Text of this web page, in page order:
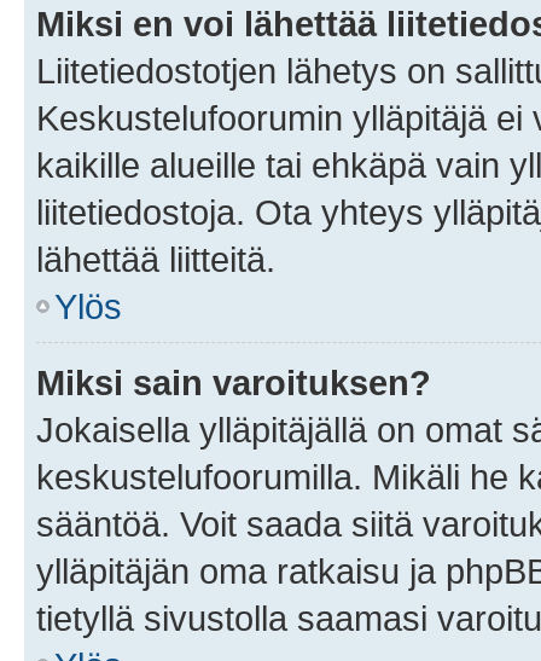
Miksi en voi lähettää
Liitetiedostotjen lähetys on
Keskustelufoorumin ylläpitäjä
kaikille alueille tai ehkäpä vain
liitetiedostoja. Ota yhteys
lähettää liitteitä.
Ylös
Miksi sain varoituksen?
Jokaisella ylläpitäjällä on omat
keskustelufoorumilla. Mikäli he
sääntöä. Voit saada siitä
ylläpitäjän oma ratkaisu ja
tietyllä sivustolla saamasi